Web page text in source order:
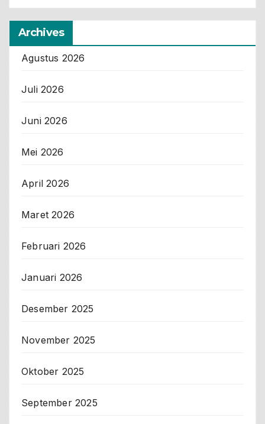
Archives
Agustus 2026
Juli 2026
Juni 2026
Mei 2026
April 2026
Maret 2026
Februari 2026
Januari 2026
Desember 2025
November 2025
Oktober 2025
September 2025